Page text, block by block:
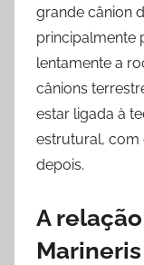
grande cânion
principalmente
lentamente a
cânions
estar ligada à
estrutural, com
depois.
A